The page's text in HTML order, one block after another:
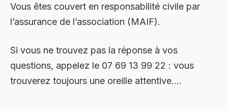
Vous êtes couvert en responsabilité civile par
l’assurance de l’association (MAIF).
Si vous ne trouvez pas la réponse à vos
questions, appelez le 07 69 13 99 22 : vous
trouverez toujours une oreille attentive….